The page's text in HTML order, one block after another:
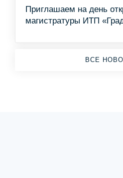
Приглашаем на день
магистратуры ИТП
ВСЕ